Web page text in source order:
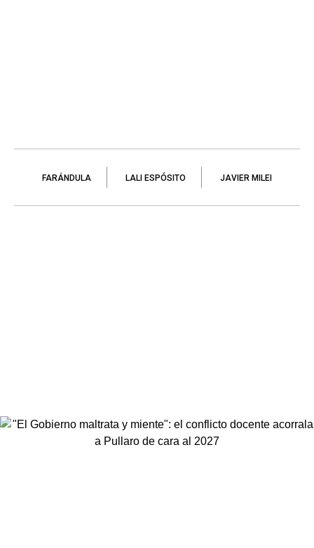
FARÁNDULA LALI ESPÓSITO JAVIER MILEI